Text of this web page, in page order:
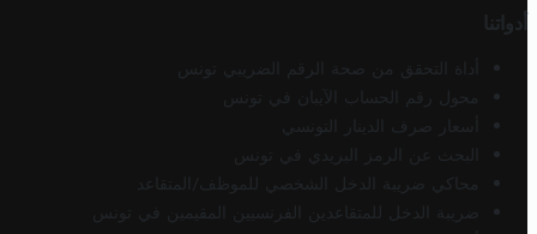
أدواتنا
أداة التحقق من صحة الرقم الضريبي تونس
محول رقم الحساب الآيبان في تونس
أسعار صرف الدينار التونسي
البحث عن الرمز البريدي في تونس
محاكي ضريبة الدخل الشخصي للموظف/المتقاعد
ضريبة الدخل للمتقاعدين الفرنسيين المقيمين في تونس